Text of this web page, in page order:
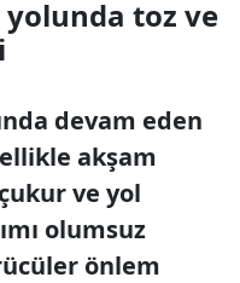
toz ve
devam eden
akşam
ve yol
olumsuz
önlem